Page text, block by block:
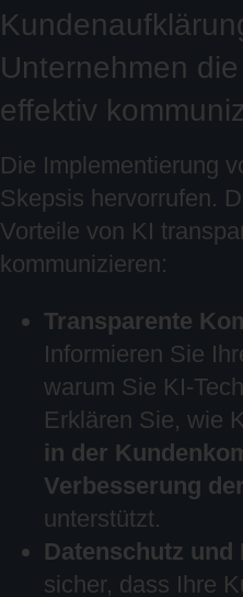
Unternehmen
effektiv
Die Implementierung
Skepsis hervorrufen.
Vorteile von KI
kommunizieren:
Transparente
Informieren Sie
warum Sie KI-
Erklären Sie, wie
in der
Verbesserung
unterstützt.
Datenschutz und
sicher, dass Ihre